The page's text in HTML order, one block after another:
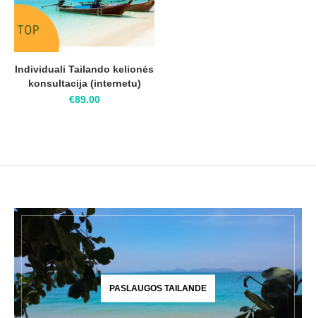
Individuali Tailando kelionės
konsultacija (internetu)
€89.00
PASLAUGOS TAILANDE